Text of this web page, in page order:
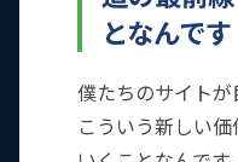
となんです
僕たちのサイト
こういう新しい